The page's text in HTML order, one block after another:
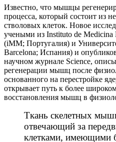
Известно, что мышцы
процесса, который состоит из
стволовых клеток. Новое
учеными из Instituto de Medicina
(iMM; Португалия) и
Barcelona; Испания) и
научном журнале Science,
регенерации мышц после
основанного на перестройке
открывает путь к более
восстановления мышц в
Ткань скелетных
отвечающий за
клетками, имеющими